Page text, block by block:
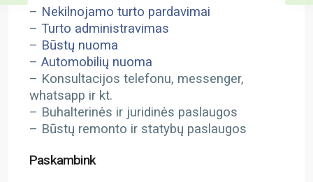
– Nekilnojamo turto pardavimai
– Turto administravimas
– Būstų nuoma
– Automobilių nuoma
– Konsultacijos telefonu, messenger,
whatsapp ir kt.
– Buhalterinės ir juridinės paslaugos
– Būstų remonto ir statybų paslaugos
Paskambink